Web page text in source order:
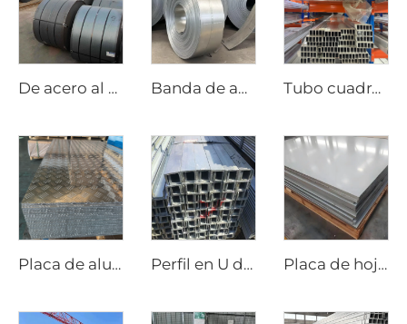
De acero al carbono laminado en caliente Banda de acero galvanizado Tubo cuadrado sin costura de acero de aluminio
Placa de aluminio estampado Perfil en U de acero al carbono Placa de hoja de acero inoxidable